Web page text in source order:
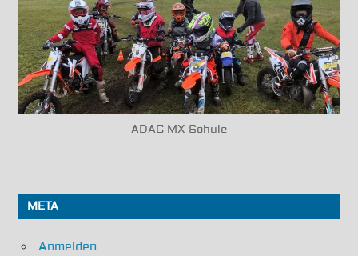
ADAC MX Schule
META
Anmelden